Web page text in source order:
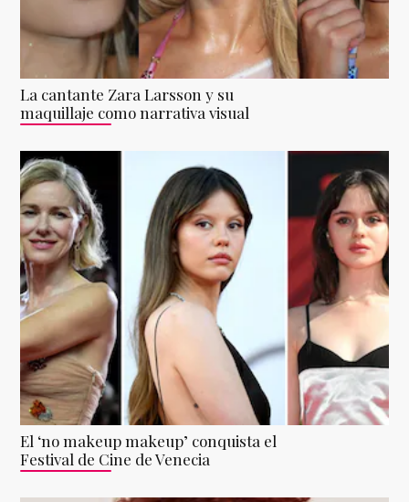
La cantante Zara Larsson y su
maquillaje como narrativa visual
El ‘no makeup makeup’ conquista el
Festival de Cine de Venecia